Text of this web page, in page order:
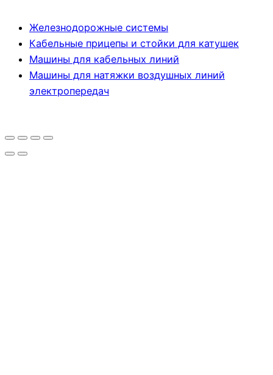
Железнодорожные системы
Кабельные прицепы и стойки для катушек
Машины для кабельных линий
Машины для натяжки воздушных линий
электропередач